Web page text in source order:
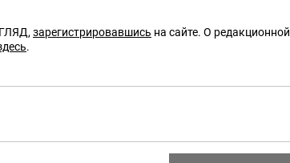
зарегистрировавшись на сайте. О редакционной
.